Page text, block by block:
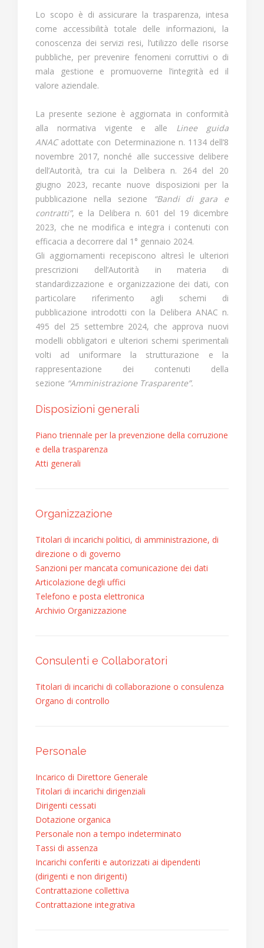
Lo scopo è di assicurare la trasparenza, intesa
come accessibilità totale delle informazioni, la
conoscenza dei servizi resi, l’utilizzo delle risorse
pubbliche, per prevenire fenomeni corruttivi o di
mala gestione e promuoverne l’integrità ed il
valore aziendale.
La presente sezione è aggiornata in conformità
alla normativa vigente e alle Linee guida
ANACadottate con Determinazione n. 1134 dell’8
novembre 2017, nonché alle successive delibere
dell’Autorità, tra cui la Delibera n. 264 del 20
giugno 2023, recante nuove disposizioni per la
pubblicazione nella sezione
“Bandi di gara e
contratti”, e la Delibera n. 601 del 19 dicembre
2023, che ne modifica e integra i contenuti con
efficacia a decorrere dal 1° gennaio 2024.
Gli aggiornamenti recepiscono altresì le ulteriori
prescrizioni dell’Autorità in materia di
standardizzazione e organizzazione dei dati, con
particolare riferimento agli schemi di
pubblicazione introdotti con la Delibera ANAC n.
495 del 25 settembre 2024, che approva nuovi
modelli obbligatori e ulteriori schemi sperimentali
volti ad uniformare la strutturazione e la
rappresentazione dei contenuti della
sezione “Amministrazione Trasparente”.
Disposizioni generali
Piano triennale per la prevenzione della corruzione
e della trasparenza
Atti generali
Organizzazione
Titolari di incarichi politici, di amministrazione, di
direzione o di governo
Sanzioni per mancata comunicazione dei dati
Articolazione degli uffici
Telefono e posta elettronica
Archivio Organizzazione
Consulenti e Collaboratori
Titolari di incarichi di collaborazione o consulenza
Organo di controllo
Personale
Incarico di Direttore Generale
Titolari di incarichi dirigenziali
Dirigenti cessati
Dotazione organica
Personale non a tempo indeterminato
Tassi di assenza
Incarichi conferiti e autorizzati ai dipendenti
(dirigenti e non dirigenti)
Contrattazione collettiva
Contrattazione integrativa